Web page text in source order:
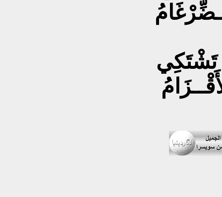
تَشْتَكِي